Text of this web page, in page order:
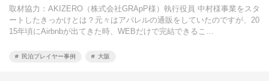
取材協力：AKIZERO（株式会社GRApP様）執行役員 中村様事業をスタ
ートしたきっかけとは？元々はアパレルの通販をしていたのですが、20
15年頃にAirbnbが出てきた時、WEBだけで完結できるこ…
民泊プレイヤー事例 大阪